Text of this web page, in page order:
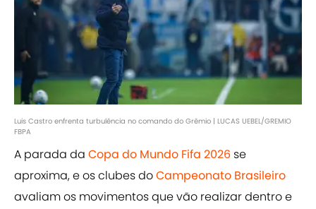
Luis Castro enfrenta turbulência no comando do Grêmio | LUCAS UEBEL/GREMIO
FBPA
A parada da Copa do Mundo Fifa 2026 se
aproxima, e os clubes doCampeonato Brasileiro
avaliam os movimentos que vão realizar dentro e